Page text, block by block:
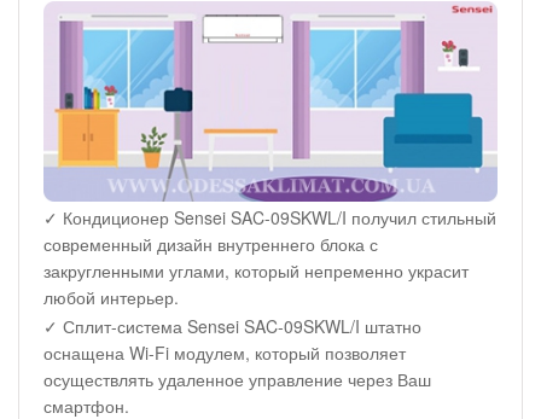
✓ Кондиционер Sensei SAC-09SKWL/I получил стильный
современный дизайн внутреннего блока с
закругленными углами, который непременно украсит
любой интерьер.
✓ Сплит-система Sensei SAC-09SKWL/I штатно
оснащена Wi-Fi модулем, который позволяет
осуществлять удаленное управление через Ваш
смартфон.